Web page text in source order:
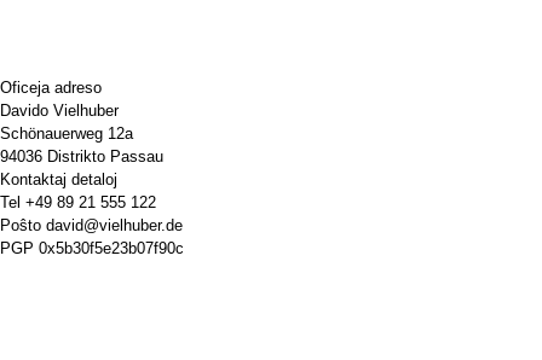
Oficeja adreso
Davido Vielhuber
Schönauerweg 12a
94036 Distrikto Passau
Kontaktaj detaloj
Tel +49 89 21 555 122
Poŝto david@vielhuber.de
PGP 0x5b30f5e23b07f90c